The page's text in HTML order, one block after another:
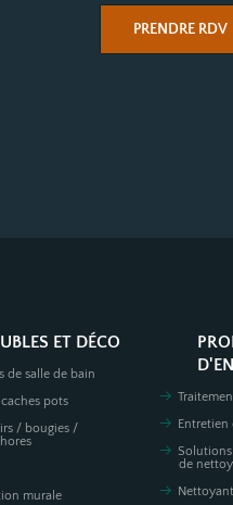
PRENDRE RDV
ET DÉCO
de salle de bain
pots
/ bougies /
murale
Entretien
de